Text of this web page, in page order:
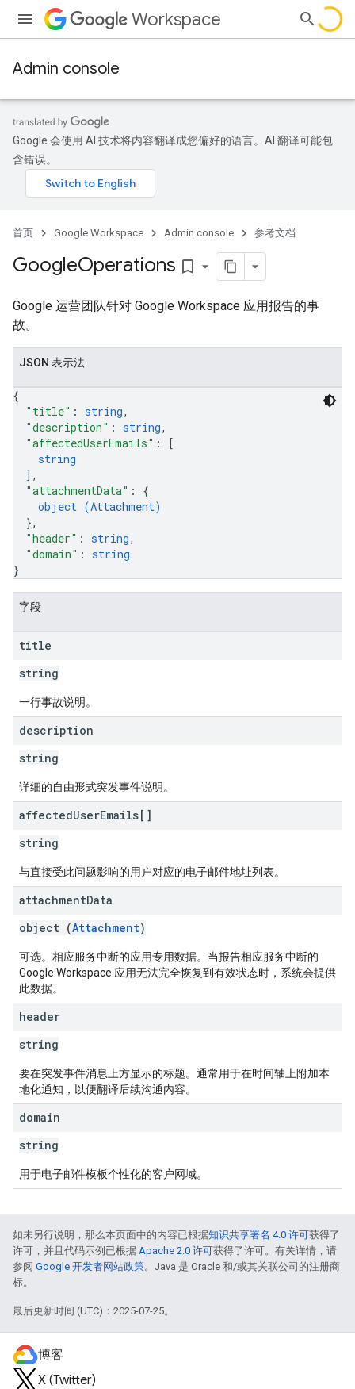
Workspace
Admin console
Google 会使用 AI 技术将内容翻译成您偏好的语言。AI 翻译可能包
含错误。
首页 Google Workspace Admin console 参考文档
GoogleOperations bookmark_border
Google 运营团队针对 Google Workspace 应用报告的事
故。
JSON 表示法
{
"title" : string,
"description" : string,
"affectedUserEmails" :
[
string
] ,
"attachmentData" : {
object (Attachment)
},
"header" : string,
"domain" : string
}
字段
title
string
一行事故说明。
description
string
详细的自由形式突发事件说明。
affectedUserEmails[]
string
与直接受此问题影响的用户对应的电子邮件地址列表。
attachmentData
object (Attachment)
可选。相应服务中断的应用专用数据。当报告相应服务中断的
Google Workspace 应用无法完全恢复到有效状态时，系统会提供
此数据。
header
string
要在突发事件消息上方显示的标题。通常用于在时间轴上附加本
地化通知，以便翻译后续沟通内容。
domain
string
用于电子邮件模板个性化的客户网域。
如未另行说明，那么本页面中的内容已根据知识共享署名 4.0 许可获得了
许可，并且代码示例已根据 Apache 2.0 许可获得了许可。有关详情，请
参阅 Google 开发者网站政策。Java 是 Oracle 和/或其关联公司的注册商
标。
最后更新时间 (UTC)：2025-07-25。
博客
X (Twitter)